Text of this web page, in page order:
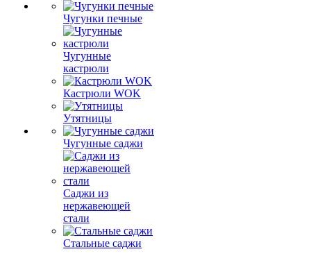
Чугунки печные
Чугунные
кастрюли
Кастрюли WOK
Утятницы
Чугунные саджи
Саджи из
нержавеющей
стали
Стальные саджи